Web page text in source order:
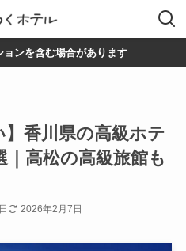
ンを含む場合があります
】香川県の高級ホテ
高松の高級旅館も
2026年2月7日